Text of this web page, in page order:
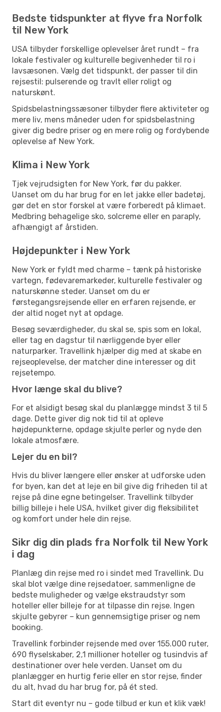
Bedste tidspunkter at flyve fra Norfolk
til New York
USA tilbyder forskellige oplevelser året rundt – fra
lokale festivaler og kulturelle begivenheder til ro i
lavsæsonen. Vælg det tidspunkt, der passer til din
rejsestil: pulserende og travlt eller roligt og
naturskønt.
Spidsbelastningssæsoner tilbyder flere aktiviteter og
mere liv, mens måneder uden for spidsbelastning
giver dig bedre priser og en mere rolig og fordybende
oplevelse af New York.
Klima i New York
Tjek vejrudsigten for New York, før du pakker.
Uanset om du har brug for en let jakke eller badetøj,
gør det en stor forskel at være forberedt på klimaet.
Medbring behagelige sko, solcreme eller en paraply,
afhængigt af årstiden.
Højdepunkter i New York
New York er fyldt med charme – tænk på historiske
vartegn, fødevaremarkeder, kulturelle festivaler og
naturskønne steder. Uanset om du er
førstegangsrejsende eller en erfaren rejsende, er
der altid noget nyt at opdage.
Besøg seværdigheder, du skal se, spis som en lokal,
eller tag en dagstur til nærliggende byer eller
naturparker. Travellink hjælper dig med at skabe en
rejseoplevelse, der matcher dine interesser og dit
rejsetempo.
Hvor længe skal du blive?
For et alsidigt besøg skal du planlægge mindst 3 til 5
dage. Dette giver dig nok tid til at opleve
højdepunkterne, opdage skjulte perler og nyde den
lokale atmosfære.
Lejer du en bil?
Hvis du bliver længere eller ønsker at udforske uden
for byen, kan det at leje en bil give dig friheden til at
rejse på dine egne betingelser. Travellink tilbyder
billig billeje i hele USA, hvilket giver dig fleksibilitet
og komfort under hele din rejse.
Sikr dig din plads fra Norfolk til New York
i dag
Planlæg din rejse med ro i sindet med Travellink. Du
skal blot vælge dine rejsedatoer, sammenligne de
bedste muligheder og vælge ekstraudstyr som
hoteller eller billeje for at tilpasse din rejse. Ingen
skjulte gebyrer – kun gennemsigtige priser og nem
booking.
Travellink forbinder rejsende med over 155.000 ruter,
690 flyselskaber, 2,1 millioner hoteller og tusindvis af
destinationer over hele verden. Uanset om du
planlægger en hurtig ferie eller en stor rejse, finder
du alt, hvad du har brug for, på ét sted.
Start dit eventyr nu – gode tilbud er kun et klik væk!